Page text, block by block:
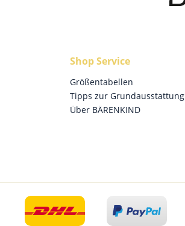
Shop Service
Größentabellen
Tipps zur Grundausstattung
Über BÄRENKIND